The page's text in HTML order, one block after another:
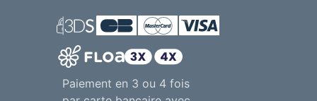
Paiement en 3 ou 4 fois